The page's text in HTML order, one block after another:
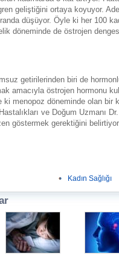
geliştiğini ortaya koyuyor.
düşüyor. Öyle ki her 100
döneminde de östrojen
getirilerinden biri de
amacıyla östrojen hormonu
ki menopoz döneminde olan bir
ve Doğum Uzmanı
göstermek gerektiğini
Kadın Sağlığı